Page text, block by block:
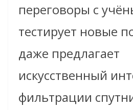
переговоры с
тестирует новые
даже предлагает
искусственный
фильтрации